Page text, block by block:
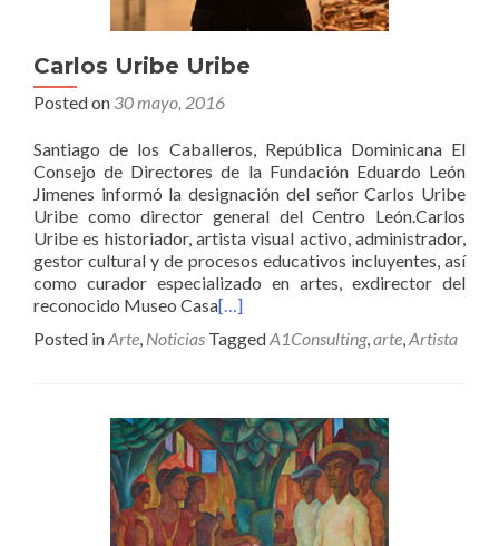
Carlos Uribe Uribe
Posted on 30 mayo, 2016
Santiago de los Caballeros, República Dominicana El
Consejo de Directores de la Fundación Eduardo León
Jimenes informó la designación del señor Carlos Uribe
Uribe como director general del Centro León.Carlos
Uribe es historiador, artista visual activo, administrador,
gestor cultural y de procesos educativos incluyentes, así
como curador especializado en artes, exdirector del
reconocido Museo Casa[…]
Posted inArte, Noticias TaggedA1Consulting,arte,Artista